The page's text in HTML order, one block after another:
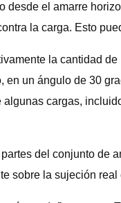
el amarre
la carga. Esto
la cantidad
un ángulo de 30
cargas,
del conjunto de
sobre la sujeción